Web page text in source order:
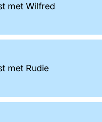
met Wilfred
met Rudie